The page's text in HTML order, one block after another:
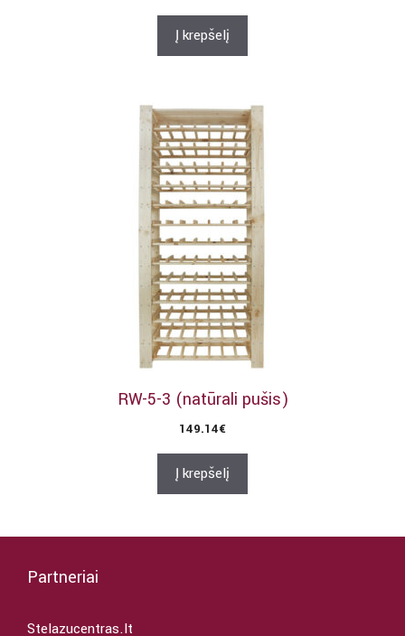
Į krepšelį
RW-5-3 (natūrali pušis)
149.14€
Į krepšelį
Partneriai
Stelazucentras.lt